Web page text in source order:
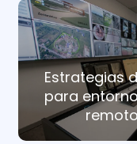
Estrategias
para